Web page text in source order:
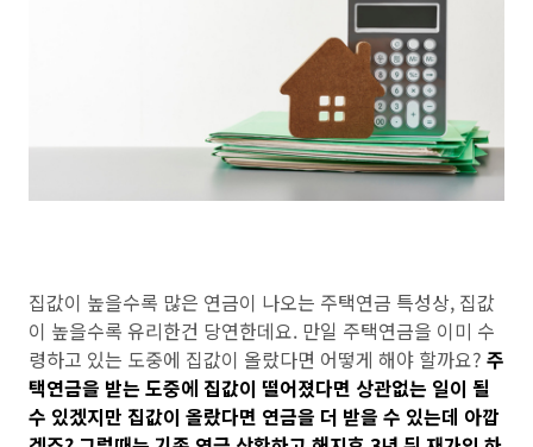
집값이 높을수록 많은 연금이 나오는 주택연금 특성상, 집값
이 높을수록 유리한건 당연한데요. 만일 주택연금을 이미 수
령하고 있는 도중에 집값이 올랐다면 어떻게 해야 할까요? 주
택연금을 받는 도중에 집값이 떨어졌다면 상관없는 일이 될
수 있겠지만 집값이 올랐다면 연금을 더 받을 수 있는데 아깝